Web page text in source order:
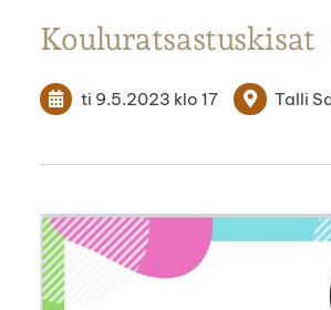
Kouluratsastuskisat
ti 9.5.2023 klo 17 Talli